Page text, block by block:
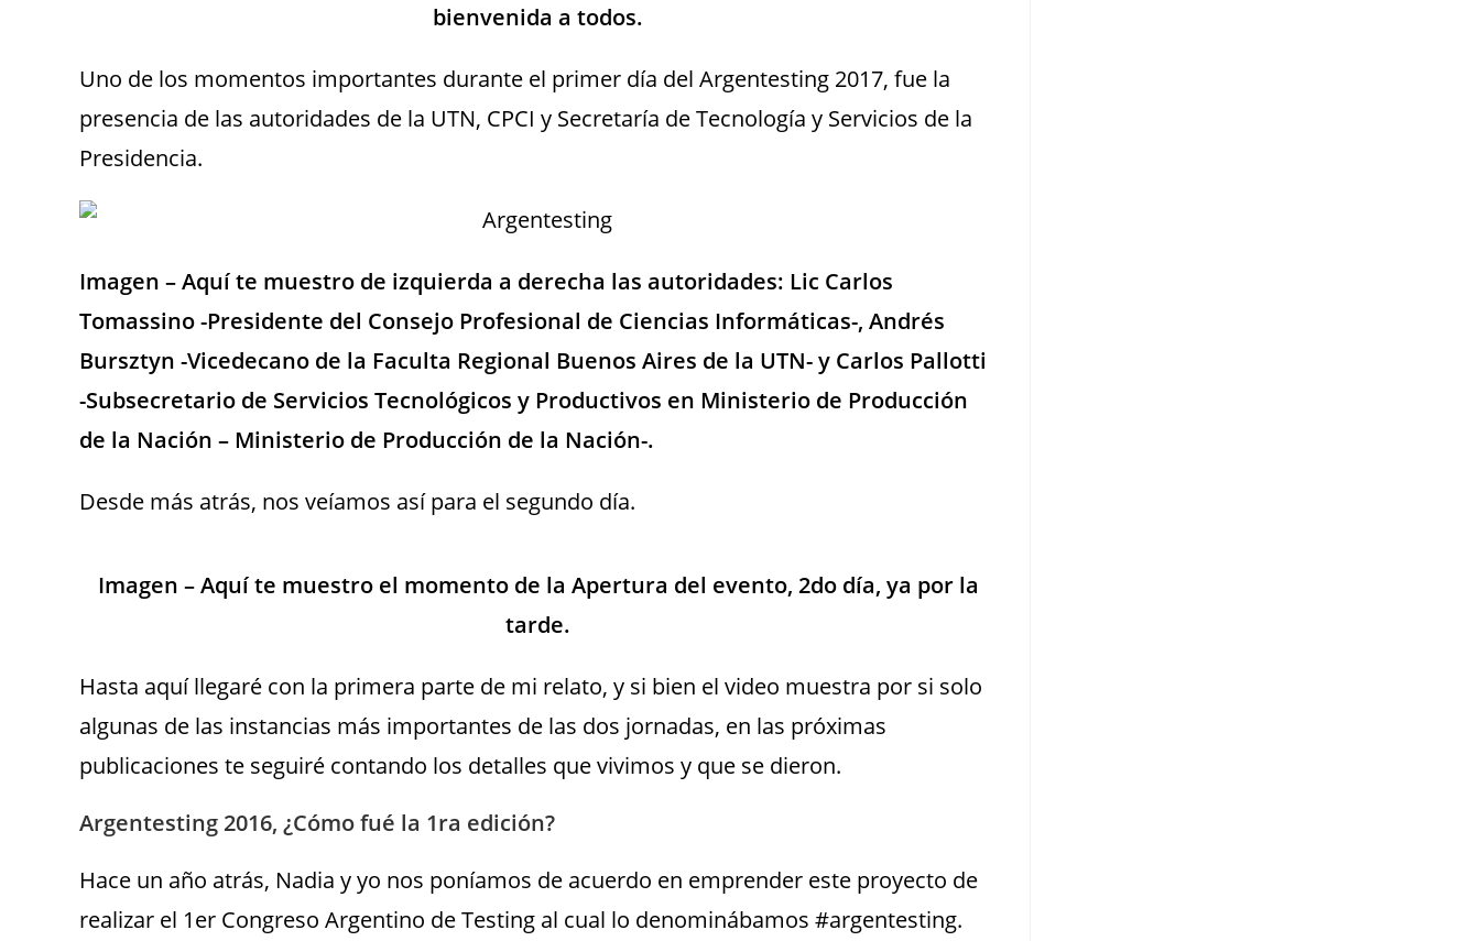
bienvenida a todos.
Uno de los momentos importantes durante el primer día del Argentesting 2017, fue la
presencia de las autoridades de la UTN, CPCI y Secretaría de Tecnología y Servicios de la
Presidencia.
Imagen – Aquí te muestro de izquierda a derecha las autoridades: Lic Carlos
Tomassino -Presidente del Consejo Profesional de Ciencias Informáticas-, Andrés
Bursztyn -Vicedecano de la Faculta Regional Buenos Aires de la UTN- y Carlos Pallotti
-Subsecretario de Servicios Tecnológicos y Productivos en Ministerio de Producción
de la Nación – Ministerio de Producción de la Nación-.
Desde más atrás, nos veíamos así para el segundo día.
Imagen – Aquí te muestro el momento de la Apertura del evento, 2do día, ya por la
tarde.
Hasta aquí llegaré con la primera parte de mi relato, y si bien el video muestra por si solo
algunas de las instancias más importantes de las dos jornadas, en las próximas
publicaciones te seguiré contando los detalles que vivimos y que se dieron.
Argentesting 2016, ¿Cómo fué la 1ra edición?
Hace un año atrás, Nadia y yo nos poníamos de acuerdo en emprender este proyecto de
realizar el 1er Congreso Argentino de Testing al cual lo denominábamos #argentesting.